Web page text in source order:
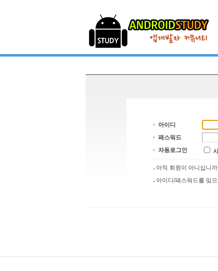
아이디
패스워드
자동로그인
아직 회원이 아니십
아이디/패스워드를 잊